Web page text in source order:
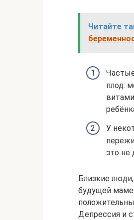
Читайте
плод:
У
это не
Близкие
будущей маме
Депрессия и